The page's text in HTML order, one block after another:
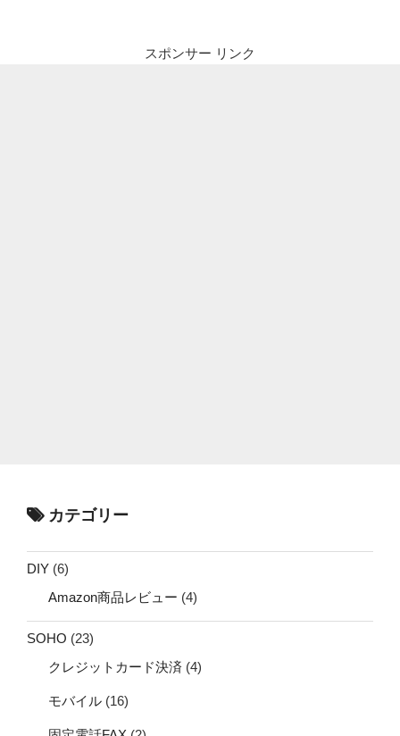
スポンサー リンク
カテゴリー
DIY (6)
Amazon商品レビュー (4)
SOHO (23)
クレジットカード決済 (4)
モバイル (16)